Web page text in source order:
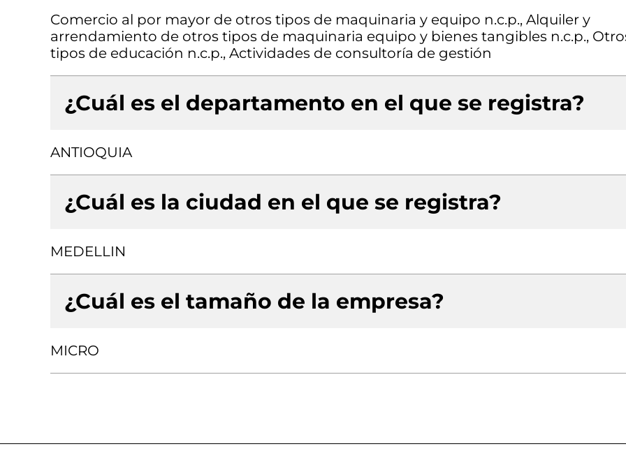
Comercio al por mayor de otros tipos de maquinaria y equipo n.c.p., Alquiler y
arrendamiento de otros tipos de maquinaria equipo y bienes tangibles n.c.p.,
tipos de educación n.c.p., Actividades de consultoría de gestión
¿Cuál es el departamento en el que se registra?
ANTIOQUIA
¿Cuál es la ciudad en el que se registra?
MEDELLIN
¿Cuál es el tamaño de la empresa?
MICRO